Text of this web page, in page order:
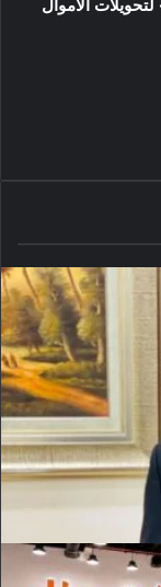
الأموال